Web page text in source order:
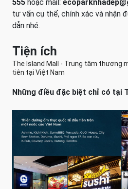
555 hoặc mail:
tư vấn cụ thể, chính xác và nhận
dẫn nhé.
Tiện ích
The Island Mall - Trung tâm thương
tiên tại Việt Nam
Những điều đặc biệt chỉ có tại